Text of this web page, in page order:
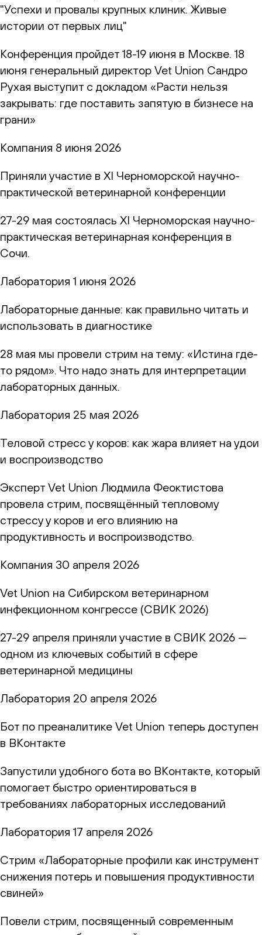
"Успехи и провалы крупных клиник. Живые
истории от первых лиц"
Конференция пройдет 18-19 июня в Москве. 18
июня генеральный директор Vet Union Сандро
Рухая выступит с докладом «Расти нельзя
закрывать: где поставить запятую в бизнесе на
грани»
Компания 8 июня 2026
Приняли участие в XI Черноморской научно-
практической ветеринарной конференции
27-29 мая состоялась XI Черноморская научно-
практическая ветеринарная конференция в
Сочи.
Лаборатория 1 июня 2026
Лабораторные данные: как правильно читать и
использовать в диагностике
28 мая мы провели стрим на тему: «Истина где-
то рядом». Что надо знать для интерпретации
лабораторных данных.
Лаборатория 25 мая 2026
Теловой стресс у коров: как жара влияет на удои
и воспроизводство
Эксперт Vet Union Людмила Феоктистова
провела стрим, посвящённый тепловому
стрессу у коров и его влиянию на
продуктивность и воспроизводство.
Компания 30 апреля 2026
Vet Union на Сибирском ветеринарном
инфекционном конгрессе (СВИК 2026)
27-29 апреля приняли участие в СВИК 2026 —
одном из ключевых событий в сфере
ветеринарной медицины
Лаборатория 20 апреля 2026
Бот по преаналитике Vet Union теперь доступен
в ВКонтакте
Запустили удобного бота во ВКонтакте, который
помогает быстро ориентироваться в
требованиях лабораторных исследований
Лаборатория 17 апреля 2026
Стрим «Лабораторные профили как инструмент
снижения потерь и повышения продуктивности
свиней»
Повели стрим, посвященный современным